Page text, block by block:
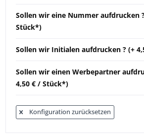
Sollen wir eine Nummer aufdrucken
Stück*)
Sollen wir Initialen aufdrucken ? (+
Sollen wir einen Werbepartner
4,50 € / Stück*)
Konfiguration zurücksetzen